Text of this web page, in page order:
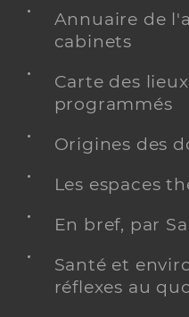
Annuaire de
cabinets
Carte des
programmés
Origines des
Les espaces
En bref, par
Santé et
réflexes au